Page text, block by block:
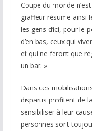
Coupe du monde
graffeur résume ainsi
les gens d’ici, pour le
d’en bas, ceux qui
et qui ne feront que
un bar. »
Dans ces
disparus profitent de
sensibiliser à leur
personnes sont